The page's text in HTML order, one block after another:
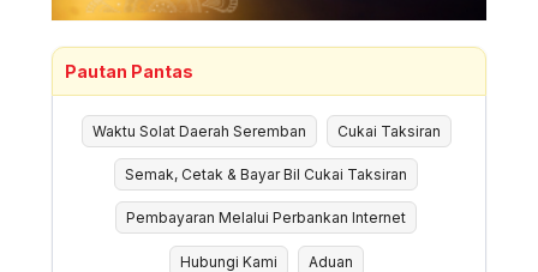
Pautan Pantas
Waktu Solat Daerah Seremban Cukai Taksiran
Semak, Cetak & Bayar Bil Cukai Taksiran
Pembayaran Melalui Perbankan Internet
Hubungi Kami Aduan